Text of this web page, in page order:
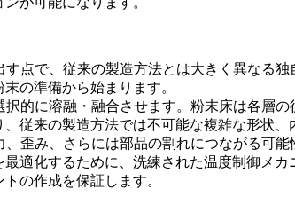
点で、従来の製造方法とは大きく異なる
の準備から始まります。
的に溶融・融合させます。粉末床は各層
従来の製造方法では不可能な複雑な形状、
歪み、さらには部品の割れにつながる可能
適化するために、洗練された温度制御メ
の作成を保証します。